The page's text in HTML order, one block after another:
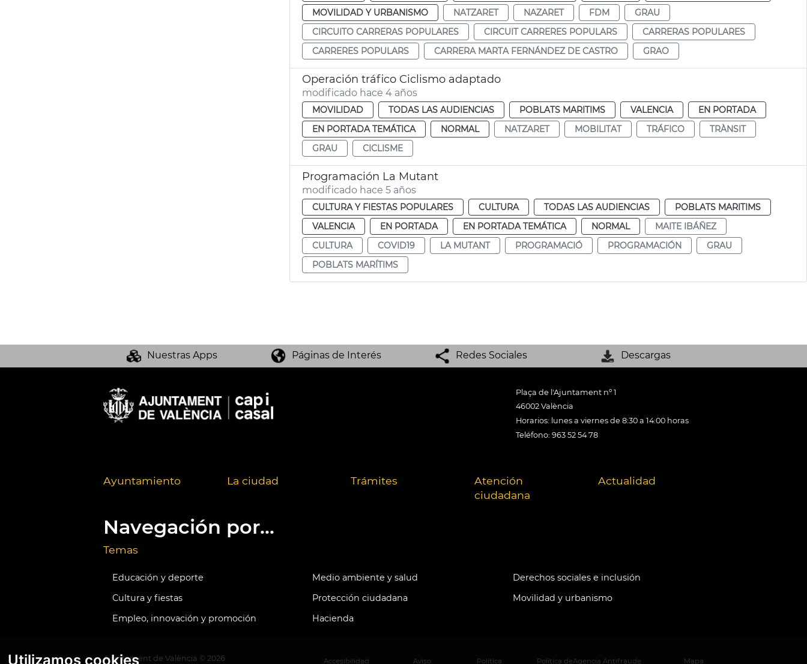
Utilizamos cookies
MOVILIDAD Y URBANISMO
NATZARET NAZARET FDM
GRAU
CIRCUITO CARRERAS POPULARES
CIRCUIT CARRERES POPULARS
CARRERAS POPULARES
CARRERES POPULARS
CARRERA MARTA FERNÁNDEZ DE CASTRO GRAO
Operación tráfico Ciclismo adaptado
modificado hace 4 años
MOVILIDAD TODAS LAS AUDIENCIAS POBLATS MARITIMS VALENCIA
EN PORTADA
EN PORTADA TEMÁTICA
NORMAL NATZARET MOBILITAT TRÁFICO
TRÀNSIT
GRAU
CICLISME
Programación La Mutant
modificado hace 5 años
CULTURA Y FIESTAS POPULARES CULTURA TODAS LAS AUDIENCIAS
POBLATS MARITIMS
VALENCIA
EN PORTADA EN PORTADA TEMÁTICA NORMAL
MAITE IBÁÑEZ
CULTURA
COVID19 LA MUTANT PROGRAMACIÓ PROGRAMACIÓN
GRAU
POBLATS MARÍTIMS
Nuestras Apps Páginas de Interés Redes Sociales Descargas
Plaça de l'Ajuntament nº 1
46002 València
Horarios: lunes a viernes de 8:30 a 14:00 horas
Teléfono: 963 52 54 78
Ayuntamiento La ciudad Trámites
Atención
ciudadana
Actualidad
Navegación por...
Temas
Educación y deporte Medio ambiente y salud
Derechos sociales e inclusión
Cultura y fiestas
Protección ciudadana
Movilidad y urbanismo
Empleo, innovación y promoción
Hacienda
Ajuntament de València © 2026 Accesibilidad Aviso Política Política deAgencia Antifraude Mapa